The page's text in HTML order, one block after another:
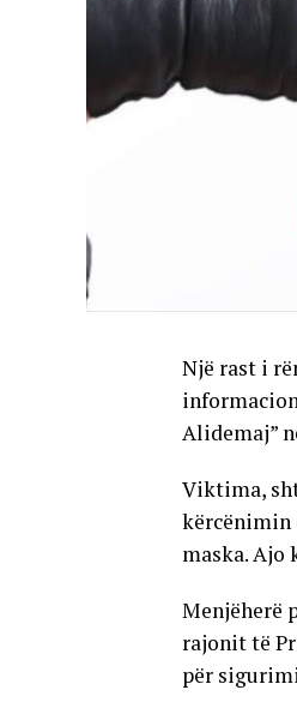
Një rast i
Alidemaj”
Viktima,
kërcënimin
maska. Ajo
Menjëherë
rajonit të
për